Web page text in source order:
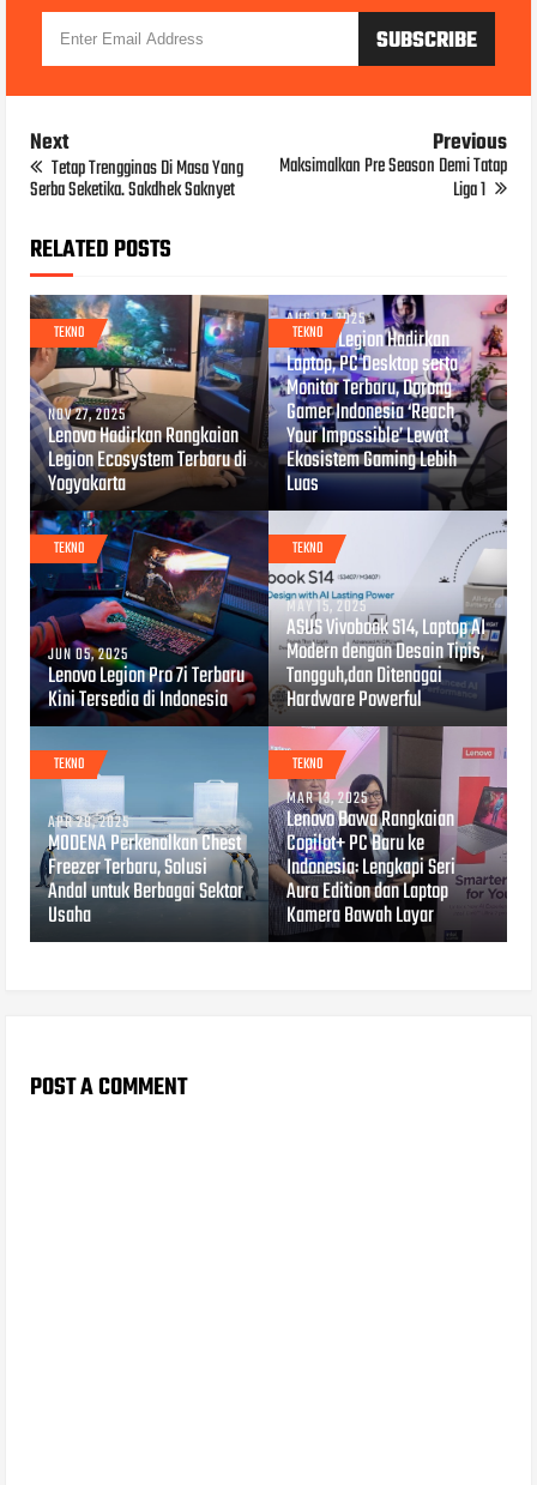
Next
Tetap Trengginas Di Masa Yang
Serba Seketika. Sakdhek Saknyet
Previous
Maksimalkan Pre Season Demi Tatap
Liga 1
RELATED POSTS
TEKNO
NOV 27, 2025
Lenovo Hadirkan Rangkaian
Legion Ecosystem Terbaru di
Yogyakarta
TEKNO
AUG 12, 2025
Lenovo Legion Hadirkan
Laptop, PC Desktop serta
Monitor Terbaru, Dorong
Gamer Indonesia ‘Reach
Your Impossible’ Lewat
Ekosistem Gaming Lebih
Luas
TEKNO
JUN 05, 2025
Lenovo Legion Pro 7i Terbaru
Kini Tersedia di Indonesia
TEKNO
MAY 15, 2025
ASUS Vivobook S14, Laptop AI
Modern dengan Desain Tipis,
Tangguh,dan Ditenagai
Hardware Powerful
TEKNO
APR 28, 2025
MODENA Perkenalkan Chest
Freezer Terbaru, Solusi
Andal untuk Berbagai Sektor
Usaha
TEKNO
MAR 13, 2025
Lenovo Bawa Rangkaian
Copilot+ PC Baru ke
Indonesia: Lengkapi Seri
Aura Edition dan Laptop
Kamera Bawah Layar
POST A COMMENT